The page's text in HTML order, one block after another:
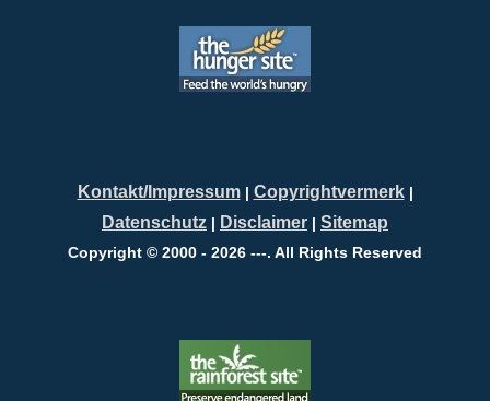
Kontakt/Impressum| Copyrightvermerk|
Datenschutz | Disclaimer | Sitemap
Copyright © 2000 - 2026 ---. All Rights Reserved